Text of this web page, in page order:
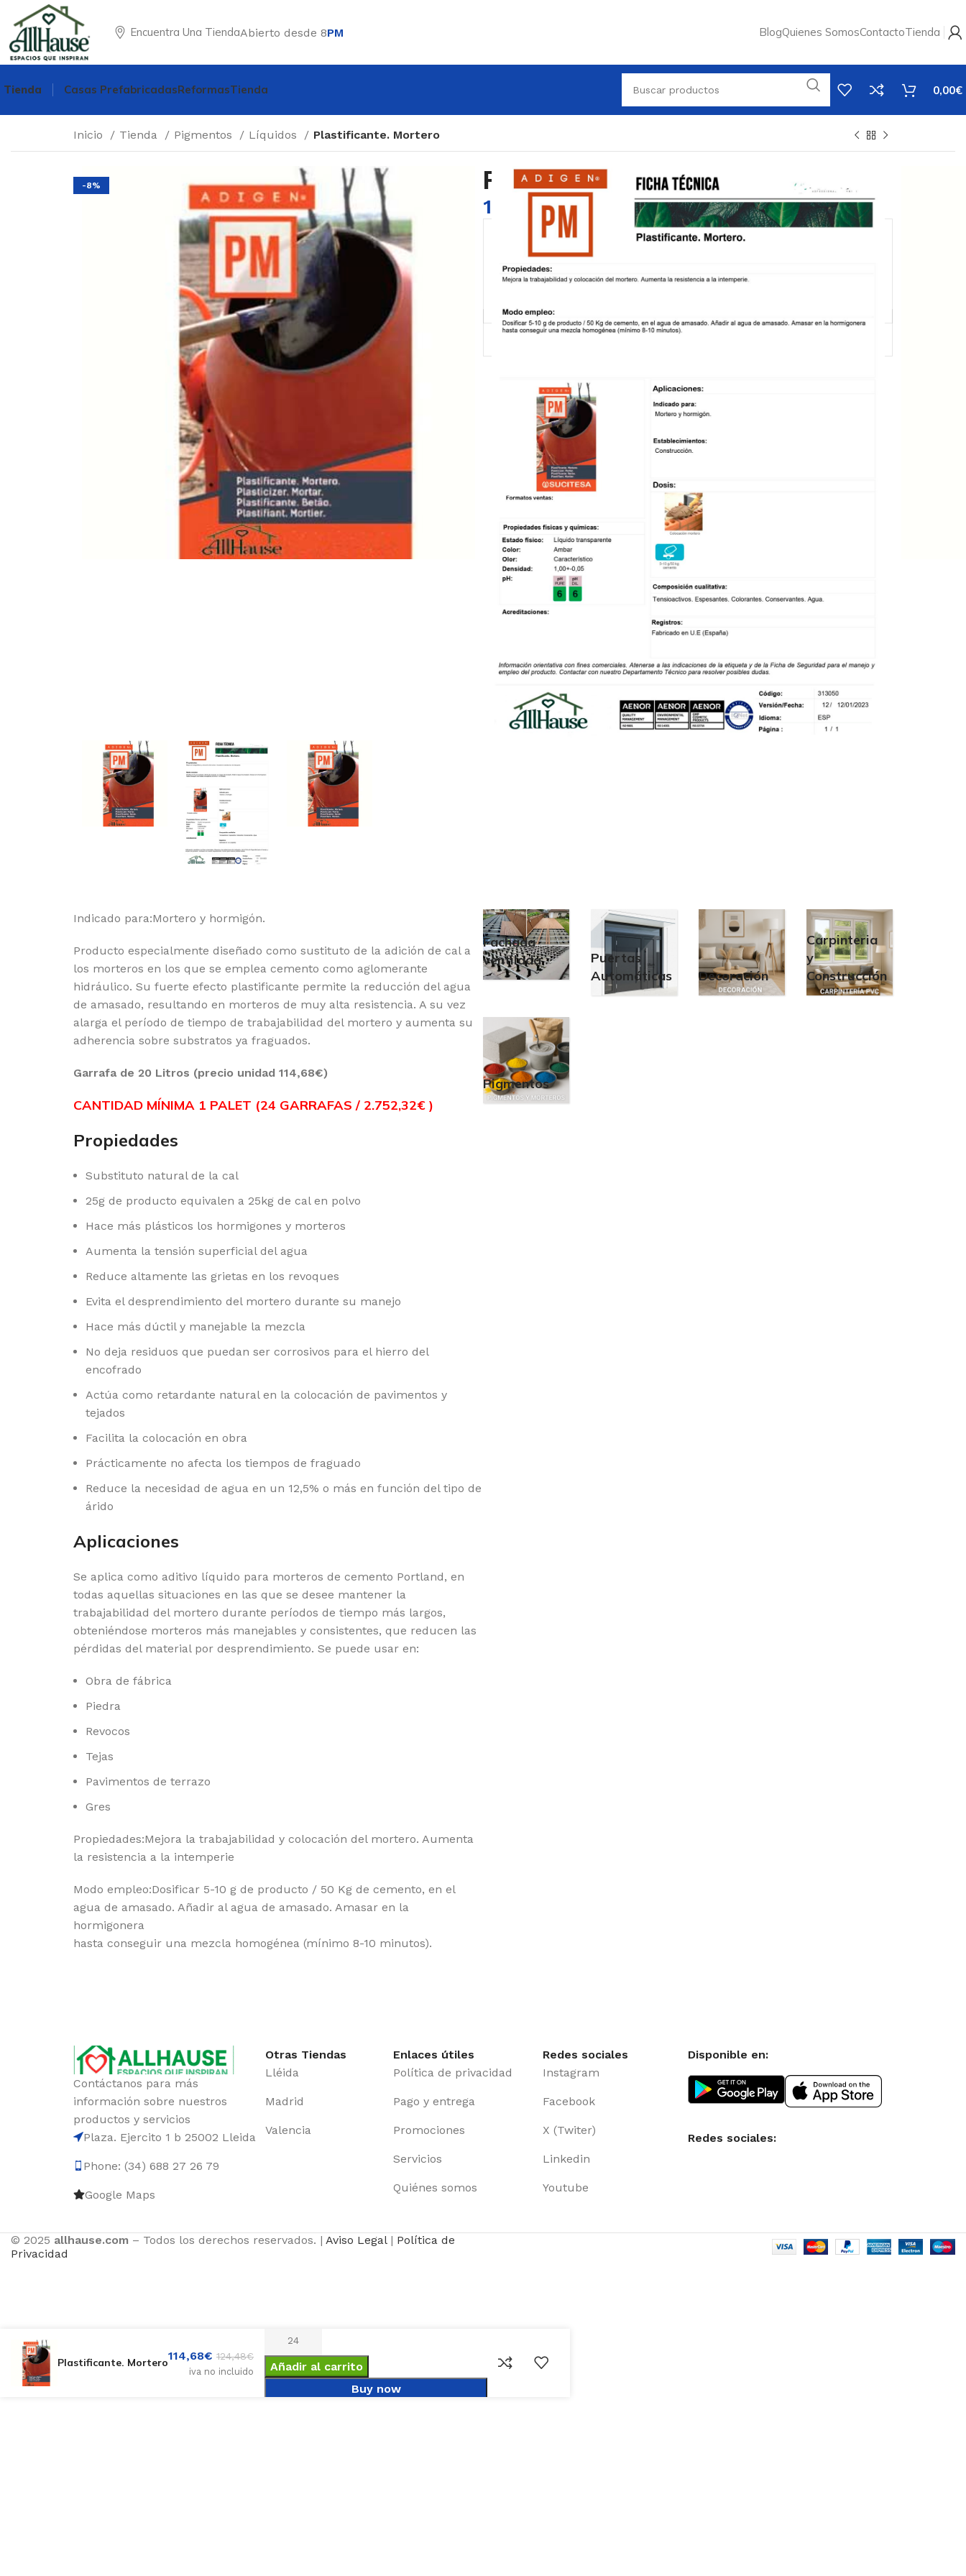
Encuentra Una TiendaAbierto desde 8PM BlogQuienes SomosContactoTienda
Tienda Casas PrefabricadasReformasTienda 0,00€
Inicio Tienda Pigmentos Líquidos Plastificante. Mortero
-8% Plastificante. Mortero
114,68€ 124,48 € iva no incluido
Añadir al carrito
Añadir a la lista de deseos
Indicado para:Mortero y hormigón.
Producto especialmente diseñado como sustituto de la adición de cal a
los morteros en los que se emplea cemento como aglomerante
hidráulico. Su fuerte efecto plastificante permite la reducción del agua
de amasado, resultando en morteros de muy alta resistencia. A su vez
alarga el período de tiempo de trabajabilidad del mortero y aumenta su
adherencia sobre substratos ya fraguados.
Garrafa de 20 Litros (precio unidad 114,68€)
CANTIDAD MÍNIMA 1 PALET (24 GARRAFAS / 2.752,32€ )
Propiedades
Substituto natural de la cal
25g de producto equivalen a 25kg de cal en polvo
Hace más plásticos los hormigones y morteros
Aumenta la tensión superficial del agua
Reduce altamente las grietas en los revoques
Evita el desprendimiento del mortero durante su manejo
Hace más dúctil y manejable la mezcla
No deja residuos que puedan ser corrosivos para el hierro del
encofrado
Actúa como retardante natural en la colocación de pavimentos y
tejados
Facilita la colocación en obra
Prácticamente no afecta los tiempos de fraguado
Reduce la necesidad de agua en un 12,5% o más en función del tipo de
árido
Aplicaciones
Se aplica como aditivo líquido para morteros de cemento Portland, en
todas aquellas situaciones en las que se desee mantener la
trabajabilidad del mortero durante períodos de tiempo más largos,
obteniéndose morteros más manejables y consistentes, que reducen las
pérdidas del material por desprendimiento. Se puede usar en:
Obra de fábrica
Piedra
Revocos
Tejas
Pavimentos de terrazo
Gres
Propiedades:Mejora la trabajabilidad y colocación del mortero. Aumenta
la resistencia a la intemperie
Modo empleo:Dosificar 5-10 g de producto / 50 Kg de cemento, en el
agua de amasado. Añadir al agua de amasado. Amasar en la
hormigonera
hasta conseguir una mezcla homogénea (mínimo 8-10 minutos).
Fachada
ventilada
Puertas
Automáticas
Decoración
Carpinteria
y
Construcción
Pigmentos
Contáctanos para más
información sobre nuestros
productos y servicios
Plaza. Ejercito 1 b 25002 Lleida
Phone: (34) 688 27 26 79
Google Maps
Otras Tiendas
Lléida
Madrid
Valencia
Enlaces útiles
Política de privacidad
Pago y entrega
Promociones
Servicios
Quiénes somos
Redes sociales
Instagram
Facebook
X (Twiter)
Linkedin
Youtube
Disponible en:
Redes sociales:
© 2025 allhause.com – Todos los derechos reservados. | Aviso Legal| Política de
Privacidad
Plastificante. Mortero114,68€ 124,48€
iva no incluido
Añadir al carrito
Buy now